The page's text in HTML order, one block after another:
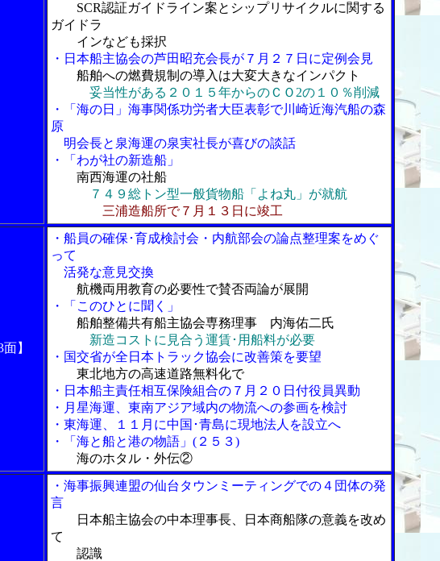
SCR認証ガイドライン案とシップリサイクルに関する
ガイドラ
インなども採択
・日本船主協会の芦田昭充会長が７月２７日に定例会見
船舶への燃費規制の導入は大変大きなインパクト
妥当性がある２０１５年からのＣＯ2の１０％削減
・「海の日」海事関係功労者大臣表彰で川崎近海汽船の森
原
明会長と泉海運の泉実社長が喜びの談話
・「わが社の新造船」
南西海運の社船
７４９総トン型一般貨物船「よね丸」が就航
三浦造船所で７月１３日に竣工
】
・船員の確保･育成検討会・内航部会の論点整理案をめぐ
って
活発な意見交換
航機両用教育の必要性で賛否両論が展開
・「このひとに聞く」
船舶整備共有船主協会専務理事 内海佑二氏
新造コストに見合う運賃･用船料が必要
・国交省が全日本トラック協会に改善策を要望
東北地方の高速道路無料化で
・日本船主責任相互保険組合の７月２０日付役員異動
・月星海運、東南アジア域内の物流への参画を検討
・東海運、１１月に中国･青島に現地法人を設立へ
・「海と船と港の物語」(２５３)
海のホタル・外伝②
・海事振興連盟の仙台タウンミーティングでの４団体の発
言
日本船主協会の中本理事長、日本商船隊の意義を改め
て
認識